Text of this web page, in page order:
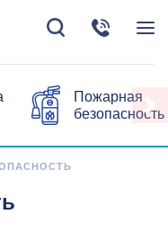
Пожарная
безопасность